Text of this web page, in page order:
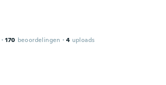
· 170 beoordelingen · 4 uploads